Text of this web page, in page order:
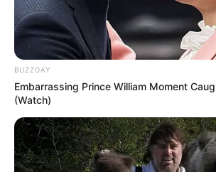
BUZZDAY
Embarrassing Prince William Moment
(Watch)